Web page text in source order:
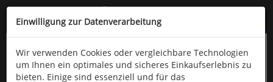
Kompletten Head der Seite überspringen
oder (06766) 9323-960
Einwilligung zur Datenverarbeitung
Wir verwenden Cookies oder vergleichbare Technologien
um Ihnen ein optimales und sicheres Einkaufserlebnis zu
bieten. Einige sind essenziell und für das